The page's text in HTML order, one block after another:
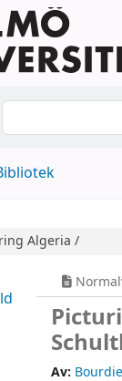
Sök i katalogen
Algeria /
Av: